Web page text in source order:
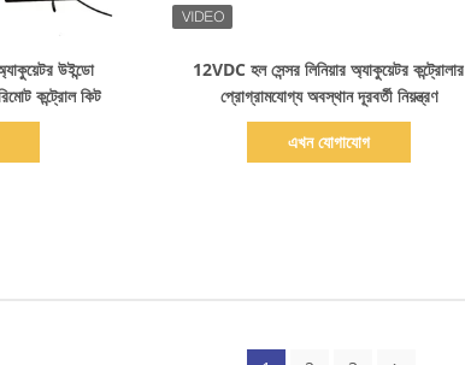
উইন্ডো
কন্ট্রোল কিট
12VDC হল সেন্সর লিনিয়ার অ্যাকুয়েটর কন্ট্রোলার
প্রোগ্রামযোগ্য অবস্থান দূরবর্তী নিয়ন্ত্রণ
এখন যোগাযোগ